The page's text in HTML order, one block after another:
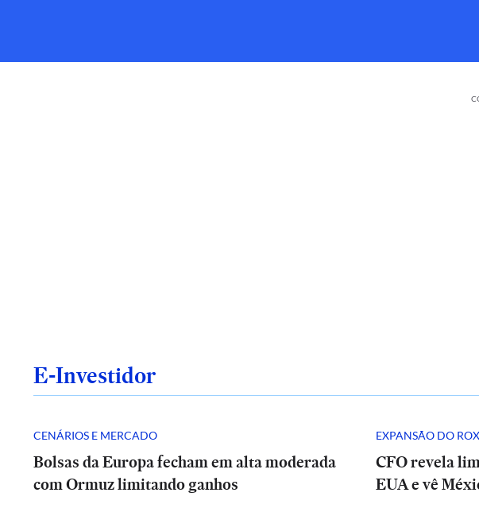
E-Investidor
CENÁRIOS E MERCADO
Bolsas da Europa fecham em alta moderada
com Ormuz limitando ganhos
EXPANSÃO DO
CFO revela
EUA e vê